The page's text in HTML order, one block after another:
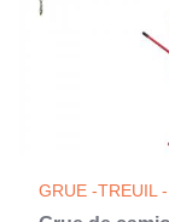
GRUE -TREUIL